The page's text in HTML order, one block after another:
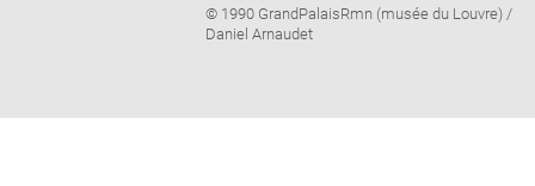
Image
caption:
© 1990 GrandPalaisRmn (musée du Louvre) /
Daniel Arnaudet